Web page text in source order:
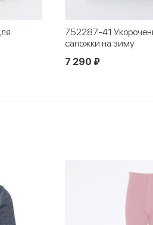
черные
Новинка